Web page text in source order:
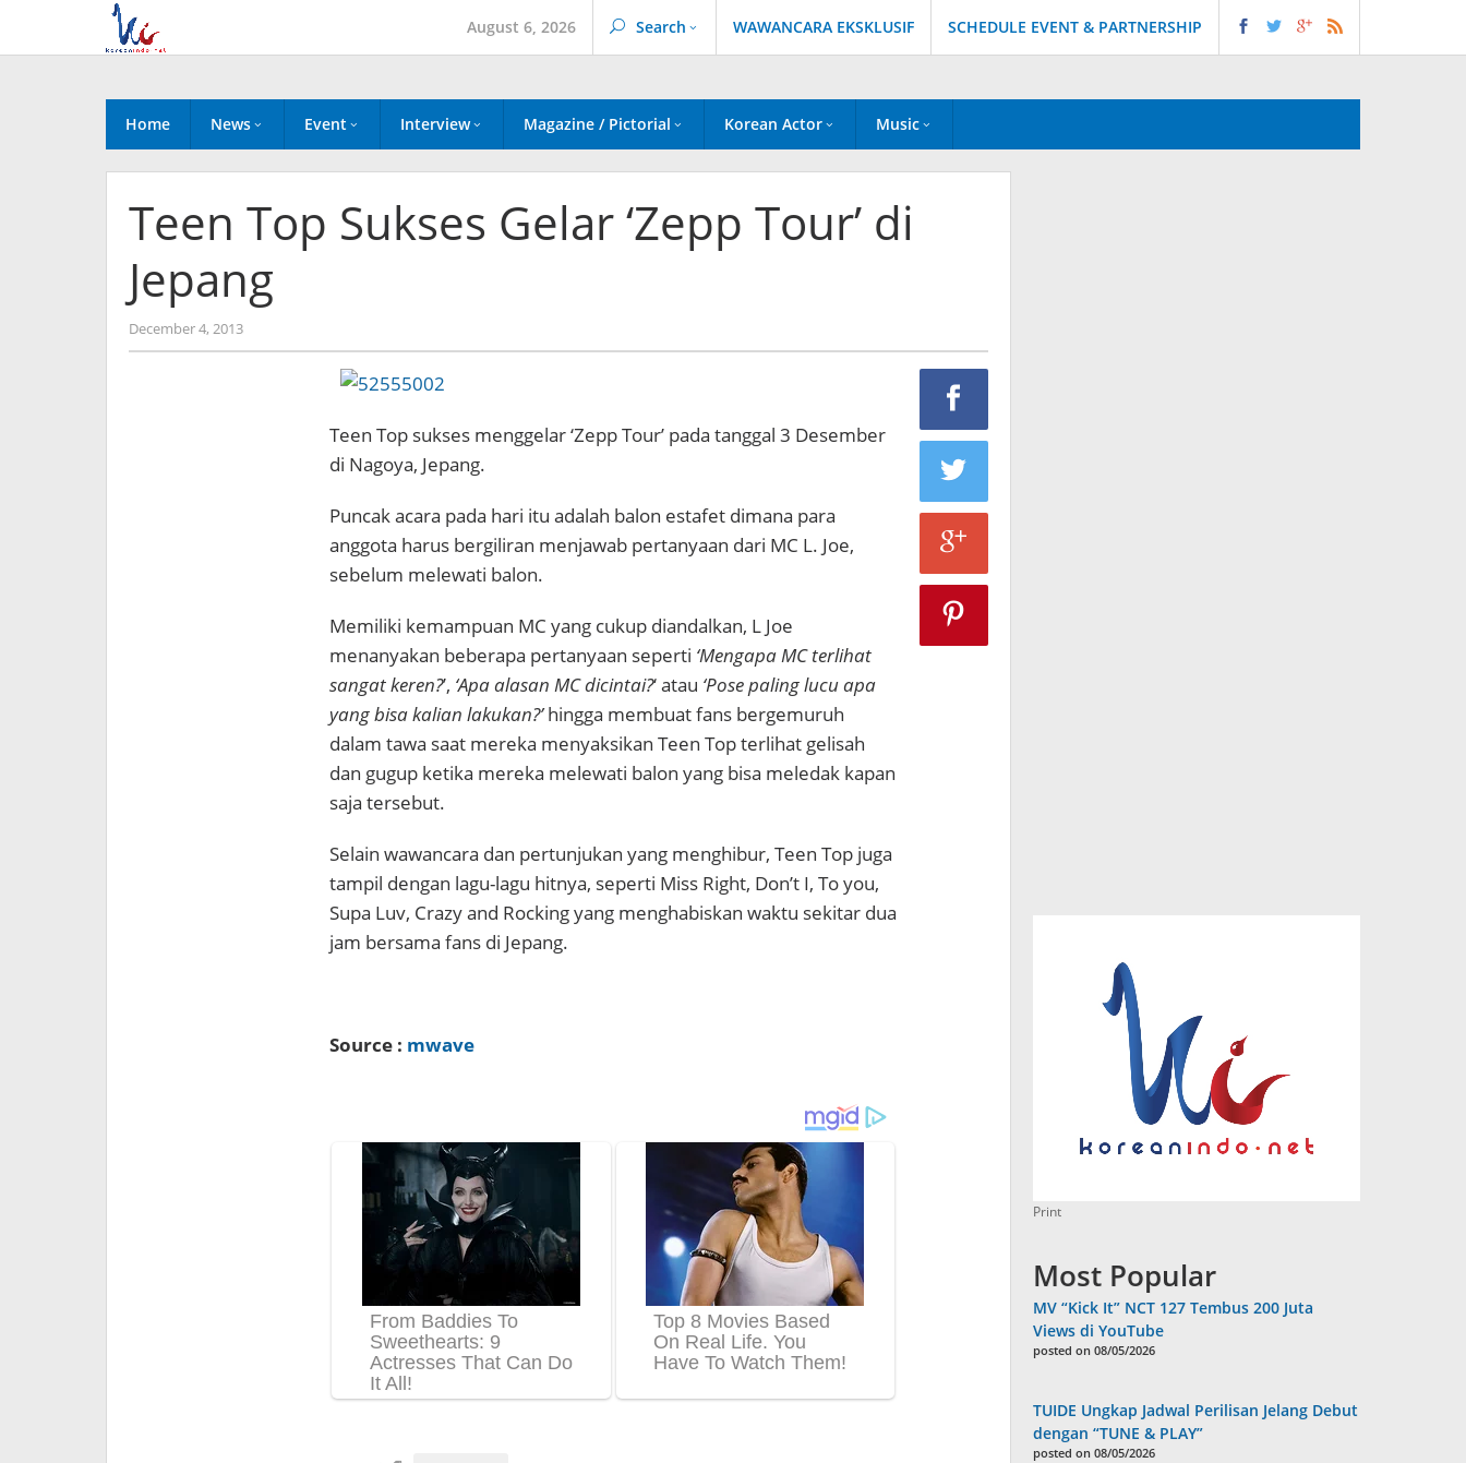
content
August 6, 2026 Search WAWANCARA EKSKLUSIF SCHEDULE EVENT & PARTNERSHIP
Home News Event Interview Magazine / Pictorial Korean Actor Music
Teen Top Sukses Gelar ‘Zepp Tour’ di
Jepang
December 4, 2013by
Koreanindo
Teen Top sukses menggelar ‘Zepp Tour’ pada tanggal 3 Desember
di Nagoya, Jepang.
Puncak acara pada hari itu adalah balon estafet dimana para
anggota harus bergiliran menjawab pertanyaan dari MC L. Joe,
sebelum melewati balon.
Memiliki kemampuan MC yang cukup diandalkan, L Joe
menanyakan beberapa pertanyaan seperti ‘Mengapa MC terlihat
sangat keren?’, ‘Apa alasan MC dicintai?‘ atau ‘Pose paling lucu apa
yang bisa kalian lakukan?’hingga membuat fans bergemuruh
dalam tawa saat mereka menyaksikan Teen Top terlihat gelisah
dan gugup ketika mereka melewati balon yang bisa meledak kapan
saja tersebut.
Selain wawancara dan pertunjukan yang menghibur, Teen Top juga
tampil dengan lagu-lagu hitnya, seperti Miss Right, Don’t I, To you,
Supa Luv, Crazy and Rocking yang menghabiskan waktu sekitar dua
jam bersama fans di Jepang.
Source : mwave
Print
Most Popular
MV “Kick It” NCT 127 Tembus 200 Juta
Views di YouTube
posted on 08/05/2026
TUIDE Ungkap Jadwal Perilisan Jelang Debut
dengan “TUNE & PLAY”
posted on 08/05/2026